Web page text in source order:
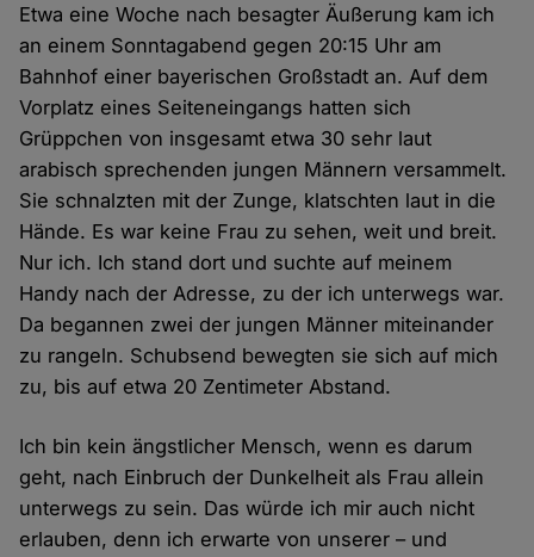
Etwa eine Woche nach besagter Äußerung kam ich
an einem Sonntagabend gegen 20:15 Uhr am
Bahnhof einer bayerischen Großstadt an. Auf dem
Vorplatz eines Seiteneingangs hatten sich
Grüppchen von insgesamt etwa 30 sehr laut
arabisch sprechenden jungen Männern versammelt.
Sie schnalzten mit der Zunge, klatschten laut in die
Hände. Es war keine Frau zu sehen, weit und breit.
Nur ich. Ich stand dort und suchte auf meinem
Handy nach der Adresse, zu der ich unterwegs war.
Da begannen zwei der jungen Männer miteinander
zu rangeln. Schubsend bewegten sie sich auf mich
zu, bis auf etwa 20 Zentimeter Abstand.
Ich bin kein ängstlicher Mensch, wenn es darum
geht, nach Einbruch der Dunkelheit als Frau allein
unterwegs zu sein. Das würde ich mir auch nicht
erlauben, denn ich erwarte von unserer – und